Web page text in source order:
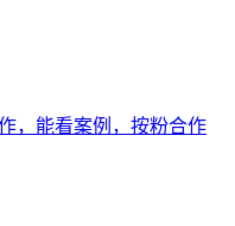
，能看案例，按粉合作